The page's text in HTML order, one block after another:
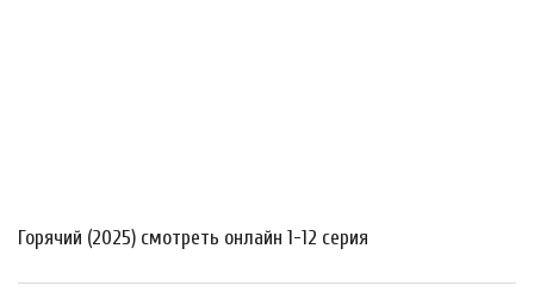
Горячий (2025) смотреть онлайн 1-12 серия